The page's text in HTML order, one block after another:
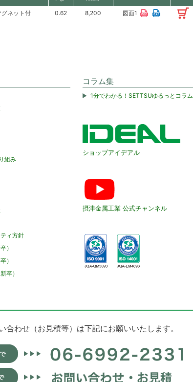
ネット付 0.62 8,200 図面1
組み
ィ方針
）
）
卒）
コラム集
1分でわかる！SETTSUゆるっとコラム
ショップアイデアル
摂津金属工業 公式チャンネル
合わせ（お見積等）は下記にお願いいたします。